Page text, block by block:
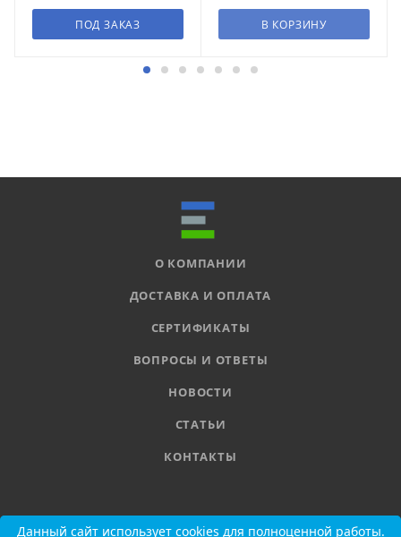
ПОД ЗАКАЗ В КОРЗИНУ
О КОМПАНИИ
ДОСТАВКА И ОПЛАТА
СЕРТИФИКАТЫ
ВОПРОСЫ И ОТВЕТЫ
НОВОСТИ
СТАТЬИ
КОНТАКТЫ
8 800 555-11-78
Данный сайт использует cookies для полноценной работы.
Данный сайт использует cookies для полноценной работы.